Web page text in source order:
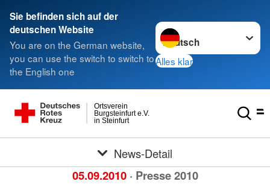
Sie befinden sich auf der
deutschen Website
You are on the German website,
you can use the switch to switch to
the English one
Sprache wechseln zu
Alles klar
in Steinfurt
Burgsteinfurt e.V.
Ortsverein
News-Detail
05.09.2010 · Presse 2010